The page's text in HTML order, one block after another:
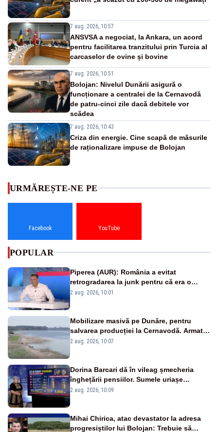
7 aug. 2026, 10:57
ANSVSA a negociat, la Ankara, un acord
pentru facilitarea tranzitului prin Turcia al
carcaselor de ovine și bovine
7 aug. 2026, 10:51
Bolojan: Nivelul Dunării asigură o
funcționare a centralei de la Cernavodă
de patru-cinci zile dacă debitele vor
scădea
7 aug. 2026, 10:43
Criza din energie. Cine scapă de măsurile
de raționalizare impuse de Bolojan
URMĂREȘTE-NE PE
Facebook YouTube
POPULAR
Piperea (AUR): România a evitat
retrogradarea la junk pentru că era o
catastrofă pentru bănci și fondurile de
2 aug. 2026, 10:01
Mobilizare masivă pe Dunăre, pentru
salvarea producției la Cernavodă. Armata
va detona o stâncă și va devia apa
2 aug. 2026, 10:07
Dorina Barcari dă în vileag șmecheria
înghețării pensiilor. Sumele uriașe
pierdute de fiecare român
2 aug. 2026, 10:09
Mihai Chirica, atac devastator la adresa
progresiștilor lui Bolojan: Trebuie să